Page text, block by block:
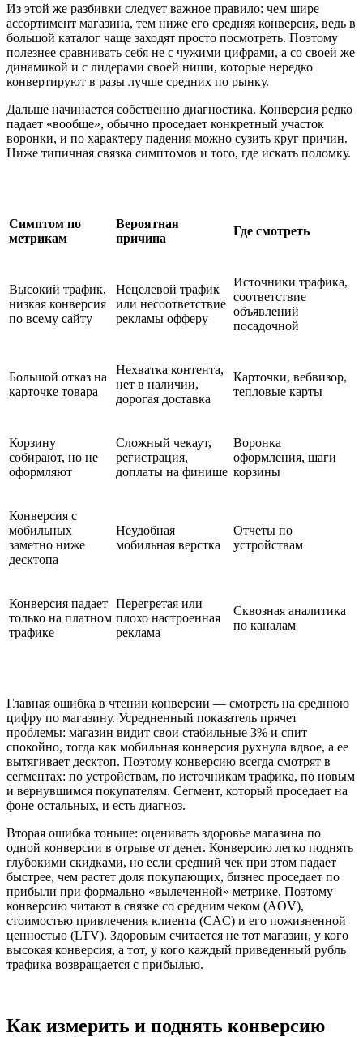
Из этой же разбивки следует важное правило: чем шире
ассортимент магазина, тем ниже его средняя конверсия, ведь в
большой каталог чаще заходят просто посмотреть. Поэтому
полезнее сравнивать себя не с чужими цифрами, а со своей же
динамикой и с лидерами своей ниши, которые нередко
конвертируют в разы лучше средних по рынку.
Дальше начинается собственно диагностика. Конверсия редко
падает «вообще», обычно проседает конкретный участок
воронки, и по характеру падения можно сузить круг причин.
Ниже типичная связка симптомов и того, где искать поломку.
Симптом по
метрикам
Вероятная
причина
Где смотреть
Высокий трафик,
низкая конверсия
по всему сайту
Нецелевой трафик
или несоответствие
рекламы офферу
Источники трафика,
соответствие
объявлений
посадочной
Большой отказ на
карточке товара
Нехватка контента,
нет в наличии,
дорогая доставка
Карточки, вебвизор,
тепловые карты
Корзину
собирают, но не
оформляют
Сложный чекаут,
регистрация,
доплаты на финише
Воронка
оформления, шаги
корзины
Конверсия с
мобильных
заметно ниже
десктопа
Неудобная
мобильная верстка
Отчеты по
устройствам
Конверсия падает
только на платном
трафике
Перегретая или
плохо настроенная
реклама
Сквозная аналитика
по каналам
Главная ошибка в чтении конверсии — смотреть на среднюю
цифру по магазину. Усредненный показатель прячет
проблемы: магазин видит свои стабильные 3% и спит
спокойно, тогда как мобильная конверсия рухнула вдвое, а ее
вытягивает десктоп. Поэтому конверсию всегда смотрят в
сегментах: по устройствам, по источникам трафика, по новым
и вернувшимся покупателям. Сегмент, который проседает на
фоне остальных, и есть диагноз.
Вторая ошибка тоньше: оценивать здоровье магазина по
одной конверсии в отрыве от денег. Конверсию легко поднять
глубокими скидками, но если средний чек при этом падает
быстрее, чем растет доля покупающих, бизнес проседает по
прибыли при формально «вылеченной» метрике. Поэтому
конверсию читают в связке со средним чеком (AOV),
стоимостью привлечения клиента (CAC) и его пожизненной
ценностью (LTV). Здоровым считается не тот магазин, у кого
высокая конверсия, а тот, у кого каждый приведенный рубль
трафика возвращается с прибылью.
Как измерить и поднять конверсию